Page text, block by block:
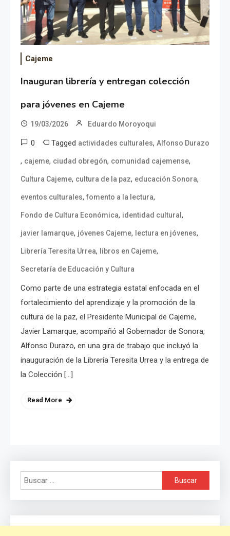
Cajeme
Inauguran librería y entregan colección
para jóvenes en Cajeme
19/03/2026 Eduardo Moroyoqui
0 Tagged actividades culturales, Alfonso Durazo
, cajeme, ciudad obregón, comunidad cajemense,
Cultura Cajeme, cultura de la paz, educación Sonora,
eventos culturales, fomento a la lectura,
Fondo de Cultura Económica, identidad cultural ,
javier lamarque, jóvenes Cajeme, lectura en jóvenes,
Librería Teresita Urrea, libros en Cajeme,
Secretaría de Educación y Cultura
Como parte de una estrategia estatal enfocada en el
fortalecimiento del aprendizaje y la promoción de la
cultura de la paz, el Presidente Municipal de Cajeme,
Javier Lamarque, acompañó al Gobernador de Sonora,
Alfonso Durazo, en una gira de trabajo que incluyó la
inauguración de la Librería Teresita Urrea y la entrega de
la Colección […]
Read More
Buscar: